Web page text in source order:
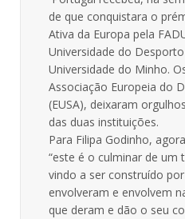
de que conquistara o
Ativa da Europa pela
Universidade do
Universidade do Minho.
Associação Europeia do
(EUSA), deixaram
das duas instituições.
Para Filipa Godinho,
“este é o culminar de um
vindo a ser construído
envolveram e envolvem
que deram e dão o seu